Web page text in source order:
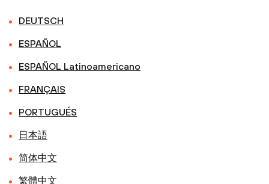
DEUTSCH
ESPAÑOL
ESPAÑOL Latinoamericano
FRANÇAIS
PORTUGUÉS
日本語
简体中文
繁體中文